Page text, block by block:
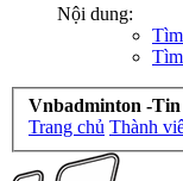
Nội dung:
Vnbadminton -
Trang chủ Thành